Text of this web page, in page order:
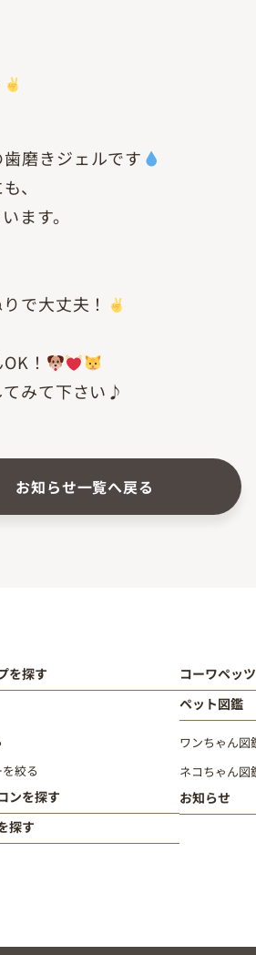
歯磨きジェルです
、
ます。
で大丈夫！
！
みて下さい♪
お知らせ一覧へ戻る
を探す
絞る
ンを探す
探す
コーワペッ
ペット図鑑
ワンちゃん図
ネコちゃん図
お知らせ